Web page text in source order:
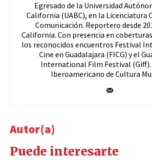
Egresado de la Universidad
California (UABC), en la Licenciatura
Comunicación. Reportero desde
California. Con presencia en
los reconocidos encuentros Festival
Cine en Guadalajara (FICG) y el
International Film Festival (Giff).
Iberoamericano de Cultura
Autor(a)
Puede interesarte